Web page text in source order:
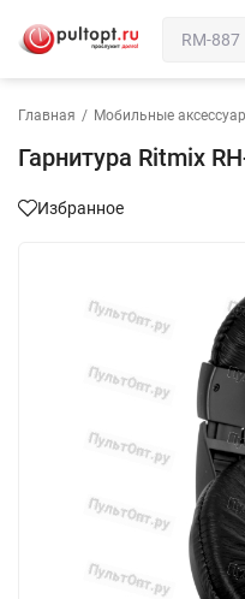
Главная / Мобильные
Гарнитура Ritmix
Избранное